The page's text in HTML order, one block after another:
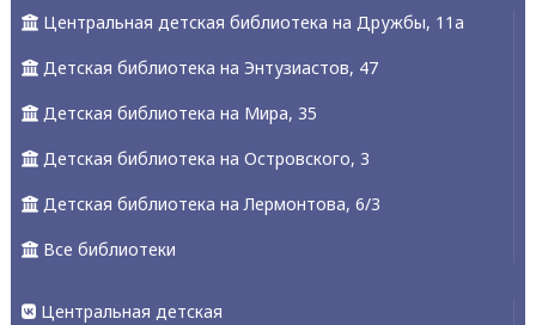
Центральная детская библиотека на Дружбы, 11а
Детская библиотека на Энтузиастов, 47
Детская библиотека на Мира, 35
Детская библиотека на Островского, 3
Детская библиотека на Лермонтова, 6/3
Все библиотеки
Центральная детская